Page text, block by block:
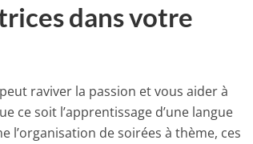
dans votre
raviver la passion et vous aider à
ce soit l’apprentissage d’une langue
l’organisation de soirées à thème, ces